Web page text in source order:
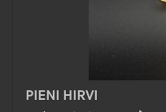
PIENI HIRVI